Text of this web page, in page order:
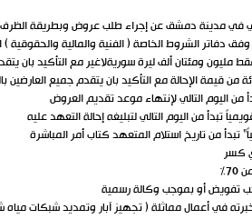
مدينة دمشق عن إجراء طلب عروض وبطريقة الظرف
الشروط الخاصة ( الفنية والمالية والحقوقية )
كسر
تفويض أو بموجب وكالة رسمية
في أعمال مماثلة ( تجهيز آبار وتمديد شبكات